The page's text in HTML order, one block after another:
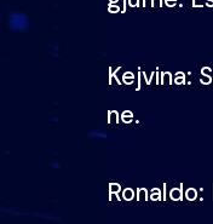
Kejvina:
ne.